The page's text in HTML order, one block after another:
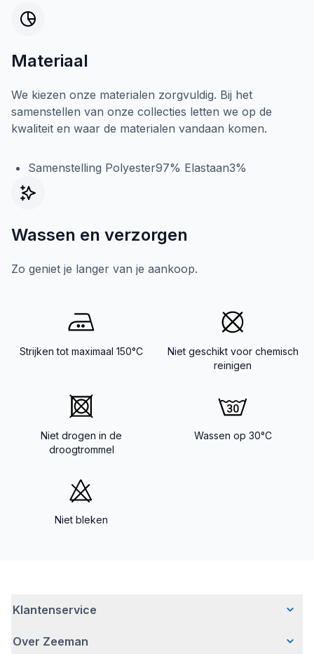
Materiaal
We kiezen onze materialen zorgvuldig. Bij het
samenstellen van onze collecties letten we op de
kwaliteit en waar de materialen vandaan komen.
Samenstelling Polyester97% Elastaan3%
Wassen en verzorgen
Zo geniet je langer van je aankoop.
Strijken tot maximaal 150°C
Niet geschikt voor chemisch
reinigen
Niet drogen in de
droogtrommel
Wassen op 30°C
Niet bleken
Klantenservice
Veelgestelde vragen
Over Zeeman